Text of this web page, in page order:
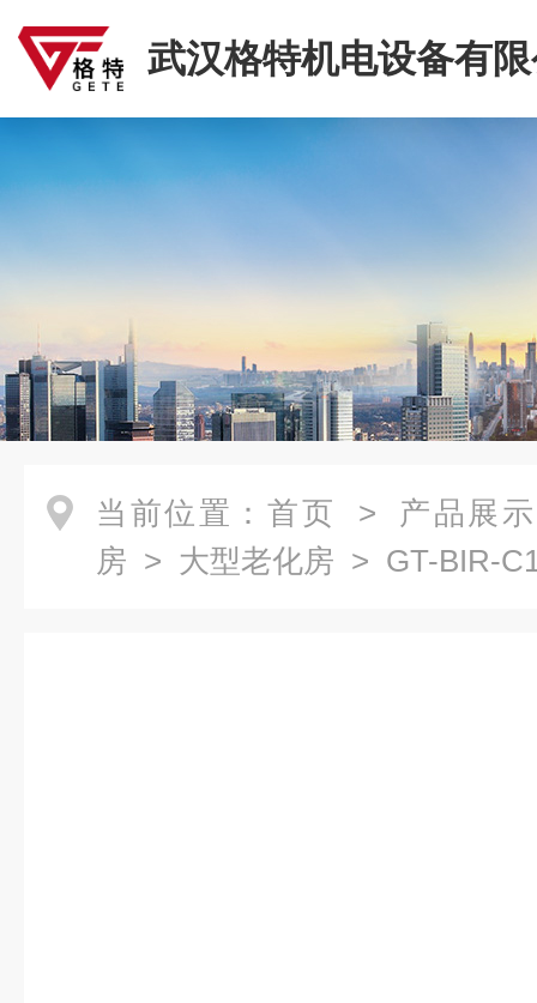
武汉格特机电设备有
当前位置： 首页 > 产品展示
房 > 大型老化房 > GT-BIR-